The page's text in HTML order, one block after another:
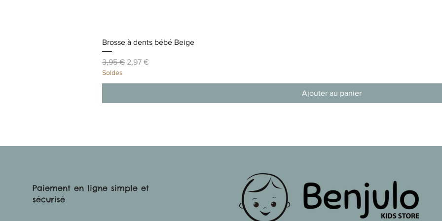
Brosse à dents bébé Beige
Prix original
3,95 € Prix promotionnel
2,97 €
Soldes
Ajouter au panier
Paiement en ligne simple et
sécurisé